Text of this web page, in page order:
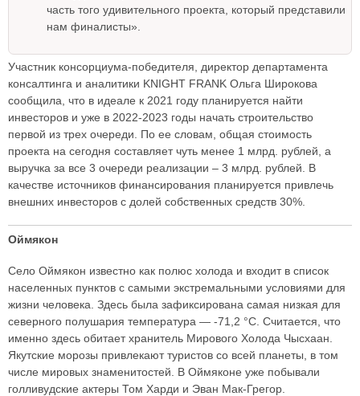
часть того удивительного проекта, который представили
нам финалисты».
Участник консорциума-победителя, директор департамента
консалтинга и аналитики KNIGHT FRANK Ольга Широкова
сообщила, что в идеале к 2021 году планируется найти
инвесторов и уже в 2022-2023 годы начать строительство
первой из трех очереди. По ее словам, общая стоимость
проекта на сегодня составляет чуть менее 1 млрд. рублей, а
выручка за все 3 очереди реализации – 3 млрд. рублей. В
качестве источников финансирования планируется привлечь
внешних инвесторов с долей собственных средств 30%.
Оймякон
Село Оймякон известно как полюс холода и входит в список
населенных пунктов с самыми экстремальными условиями для
жизни человека. Здесь была зафиксирована самая низкая для
северного полушария температура — -71,2 °С. Считается, что
именно здесь обитает хранитель Мирового Холода Чысхаан.
Якутские морозы привлекают туристов со всей планеты, в том
числе мировых знаменитостей. В Оймяконе уже побывали
голливудские актеры Том Харди и Эван Мак-Грегор.